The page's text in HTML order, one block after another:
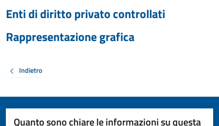
Enti di diritto privato controllati
Rappresentazione grafica
Indietro
Quanto sono chiare le informazioni su questa